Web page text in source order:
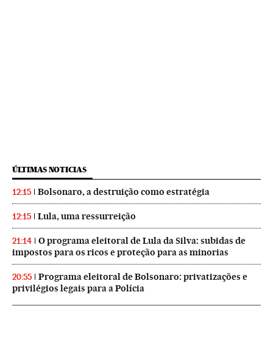
ÚLTIMAS NOTICIAS
12:15 Bolsonaro, a destruição como estratégia
12:15 Lula, uma ressurreição
21:14
O programa eleitoral de Lula da Silva: subidas de
impostos para os ricos e proteção para as minorias
20:55
Programa eleitoral de Bolsonaro: privatizações e
privilégios legais para a Polícia